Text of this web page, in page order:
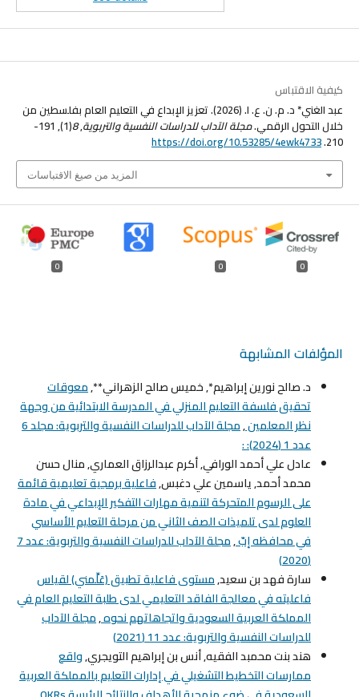
كيفية الاقتباس
عبد الغني* د. م. ن. ع. ا. (2026). تعزيز الإبداع في التعليم العام بفلسطين من
خلال التحول الرقمي.مجلة الآداب للدراسات النفسية والتربوية,
8
(1), 191-
210.
https://doi.org/10.53285/4ewk4733
المزيد من صيغ الاقتباسات
0
0
0
المؤلفات المشابهة
د. صالح نورين إبراهيم*, خميس صالح الزهراني**,معوقات
تحقيق فلسفة التعليم المنزلي في المدرسة الابتدائية من وجهة
نظر المعلمين,
مجلة الآداب للدراسات النفسية والتربوية: مجلد 6
عدد 1 (2024): :
عادل علي أحمد الورافي, أكرم عبدالرزاق العماري, منال حسن
محمد أحمد, ياسمين علي دغبس,فاعلية برمجية تعليمية قائمة
على الرسوم المتحركة لتنمية مهارات التفكير الإبداعي في مادة
العلوم لدى تلميذات الصف الثاني من مرحلة التعليم الأساسي
في محافظه إبّ,
مجلة الآداب للدراسات النفسية والتربوية: عدد 7
(2020)
سارة فهد بن سعيد,مستوى فاعلية تطبيق (عَلِّمني) لقياس
فاعليته في معالجة الفاقد التعليمي لدى طلبة التعليم العام في
المملكة العربية السعودية واتجاهاتهم نحوه,مجلة الآداب
للدراسات النفسية والتربوية: عدد 11 (2021)
هند بنت محمبد الفقيه, أنس بن إبراهيم التويجري,واقع
ممارسات التخطيط التشغيلي في إدارات التعليم بالمملكة العربية